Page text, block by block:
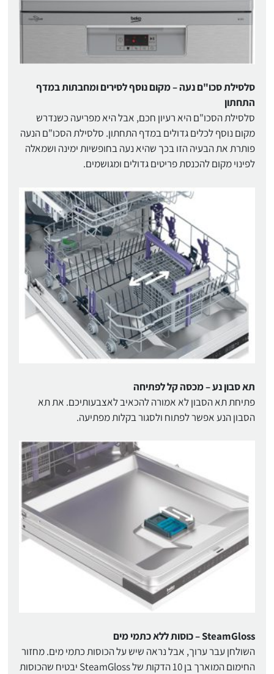
סלסילת סכו"ם נעה – מקום נוסף לסירים ומחבתות במדף
התחתון
סלסילת הסכו"ם היא רעיון חכם, אבל היא מפריעה כשנדרש
מקום נוסף לכלים גדולים במדף התחתון. סלסילת הסכו"ם הנעה
פותרת את הבעיה הזו בכך שהיא נעה בחופשיות ימינה ושמאלה
לפינוי מקום להכנסת פריטים גדולים ומגושמים.
תא סבון נע – מכסה קל לפתיחה
פתיחת תא הסבון לא אמורה להכאיב לאצבעותיכם. את תא
הסבון הנע אפשר לפתוח ולסגור בקלות מפתיעה.
SteamGloss – כוסות ללא כתמי מים
השולחן עבר ערוך, אבל נראה שיש על הכוסות כתמי מים. מחזור
החימום המוארך בן 10 הדקות של SteamGloss יבטיח שהכוסות